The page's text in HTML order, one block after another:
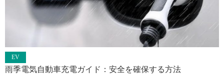
EV
雨季電気自動車充電ガイド：安全を確保する方法